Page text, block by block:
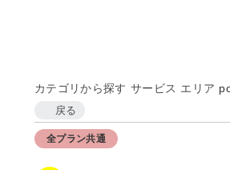
カテゴリから探す サービス エリア
戻る
全プラン共通